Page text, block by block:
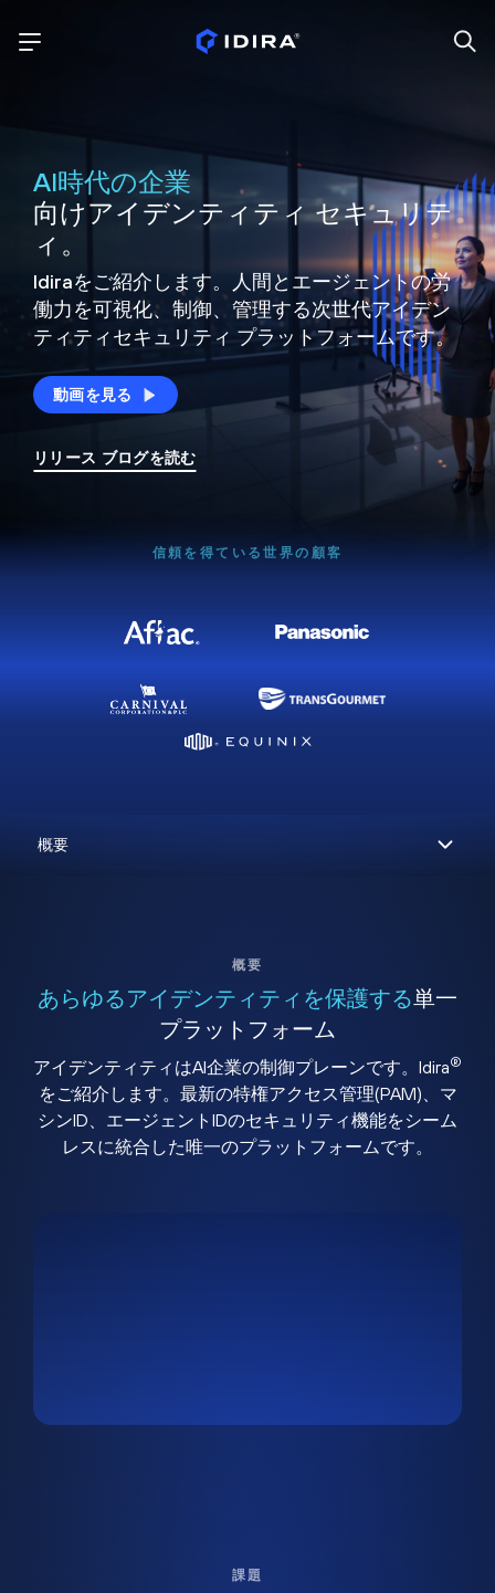
AI時代の企業
向けアイデンティティ セキュリテ
ィ。
Idiraをご紹介します。人間とエージェントの労
働力を可視化、制御、 管理する次世代アイデン
ティティセキュリティ プラットフォームです。
動画を見る
リリース ブログを読む
信頼を得ている世界の顧客
概要
あらゆるアイデンティティを保護する単一
プラットフォーム
アイデンティティはAI企業の制御プレーンです。Idira®
をご紹介します。最新の特権アクセス管理(PAM)、マ
シンID、エージェントIDのセキュリティ機能をシーム
レスに統合した唯一のプラットフォームです。
課題